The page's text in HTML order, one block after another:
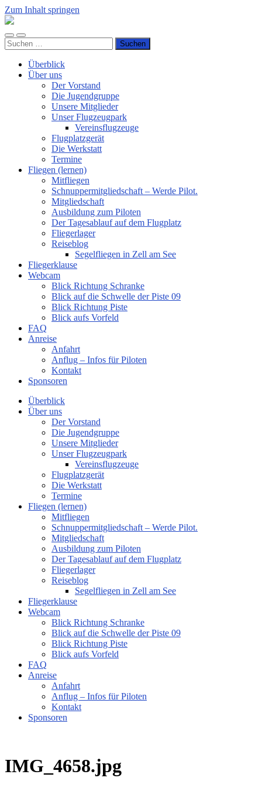
Zum Inhalt springen
Luftsportverein
e.V.
Mobile-
Menü
Suchfeld
ein-/ausblenden
Suchen
nach:
Überblick
Über uns
Der Vorstand
Die Jugendgruppe
Unsere Mitglieder
Unser Flugzeugpark
Vereinsflugzeuge
Flugplatzgerät
Die Werkstatt
Termine
Fliegen (lernen)
Mitfliegen
Schnuppermitgliedschaft – Werde Pilot.
Mitgliedschaft
Ausbildung zum Piloten
Der Tagesablauf auf dem Flugplatz
Fliegerlager
Reiseblog
Segelfliegen in Zell am See
Fliegerklause
Webcam
Blick Richtung Schranke
Blick auf die Schwelle der Piste 09
Blick Richtung Piste
Blick aufs Vorfeld
FAQ
Anreise
Anfahrt
Anflug – Infos für Piloten
Kontakt
Sponsoren
Überblick
Über uns
Der Vorstand
Die Jugendgruppe
Unsere Mitglieder
Unser Flugzeugpark
Vereinsflugzeuge
Flugplatzgerät
Die Werkstatt
Termine
Fliegen (lernen)
Mitfliegen
Schnuppermitgliedschaft – Werde Pilot.
Mitgliedschaft
Ausbildung zum Piloten
Der Tagesablauf auf dem Flugplatz
Fliegerlager
Reiseblog
Segelfliegen in Zell am See
Fliegerklause
Webcam
Blick Richtung Schranke
Blick auf die Schwelle der Piste 09
Blick Richtung Piste
Blick aufs Vorfeld
FAQ
Anreise
Anfahrt
Anflug – Infos für Piloten
Kontakt
Sponsoren
IMG_4658.jpg